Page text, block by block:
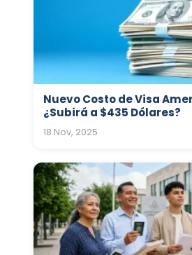
Nuevo Costo de Visa
¿Subirá a $435 Dólares?
18 Nov, 2025